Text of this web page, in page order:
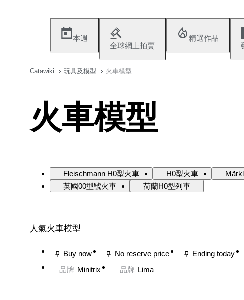
本週
全球網上拍賣
精選作品
Catawiki 玩具及模型 火車模型
火車模型
Fleischmann H0型火車 H0型火車
英國00型號火車
荷蘭H0型列車
人氣火車模型
Buy now No reserve price Ending today
品牌 Minitrix 品牌 Lima